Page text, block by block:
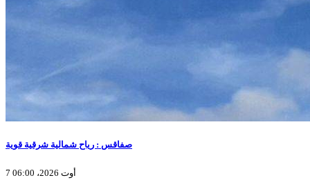
صفاقس : رياح شمالية شرقية قوية
7 أوت 2026، 06:00